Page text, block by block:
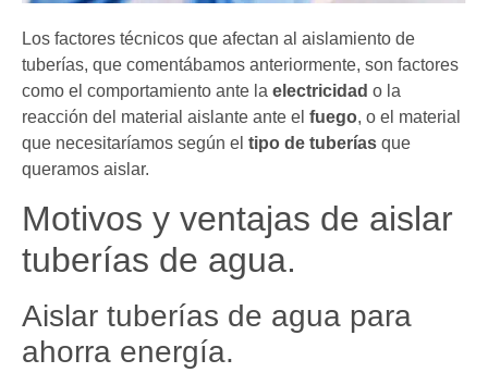
Los factores técnicos que afectan al aislamiento de
tuberías, que comentábamos anteriormente, son factores
como el comportamiento ante la electricidad o la
reacción del material aislante ante el fuego, o el material
que necesitaríamos según el tipo de tuberías que
queramos aislar.
Motivos y ventajas de aislar
tuberías de agua.
Aislar tuberías de agua para
ahorra energía.